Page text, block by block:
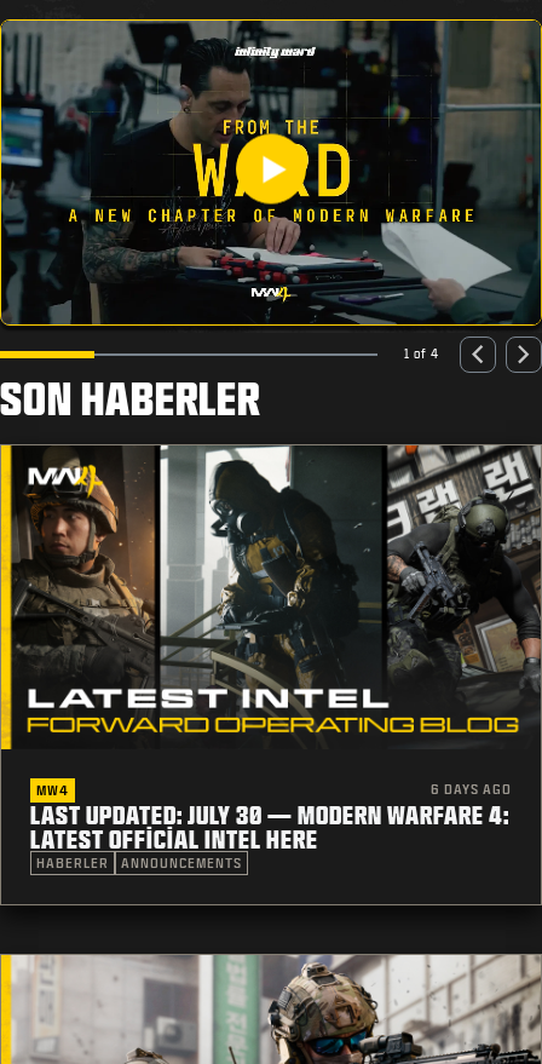
1 of 4
SON HABERLER
MW4 6 DAYS AGO
LAST UPDATED: JULY 30 — MODERN WARFARE 4:
LATEST OFFICIAL INTEL HERE
HABERLER ANNOUNCEMENTS